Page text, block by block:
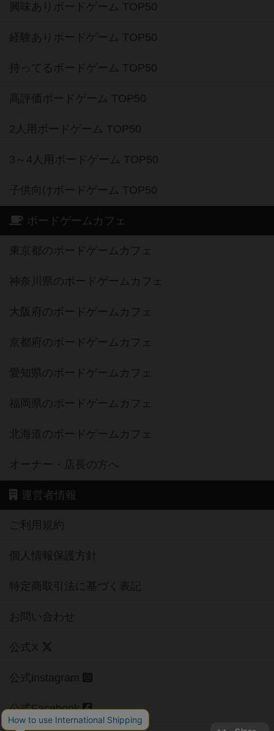
興味ありボードゲーム TOP50
経験ありボードゲーム TOP50
持ってるボードゲーム TOP50
高評価ボードゲーム TOP50
2人用ボードゲーム TOP50
3～4人用ボードゲーム TOP50
子供向けボードゲーム TOP50
ボードゲームカフェ
東京都のボードゲームカフェ
神奈川県のボードゲームカフェ
大阪府のボードゲームカフェ
京都府のボードゲームカフェ
愛知県のボードゲームカフェ
福岡県のボードゲームカフェ
北海道のボードゲームカフェ
オーナー・店長の方へ
運営者情報
ご利用規約
個人情報保護方針
特定商取引法に基づく表記
お問い合わせ
公式X
公式instagram
公式Facebook